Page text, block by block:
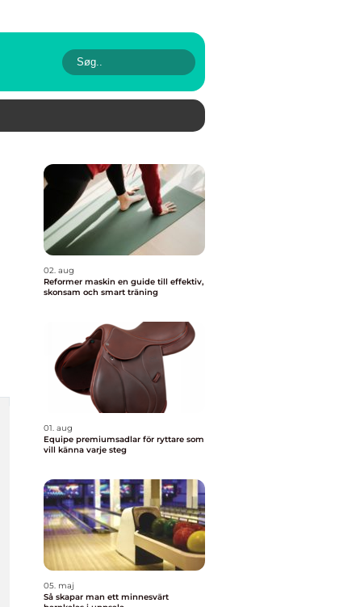
02. aug
Reformer maskin en guide till effektiv,
skonsam och smart träning
01. aug
Equipe premiumsadlar för ryttare som
vill känna varje steg
05. maj
Så skapar man ett minnesvärt